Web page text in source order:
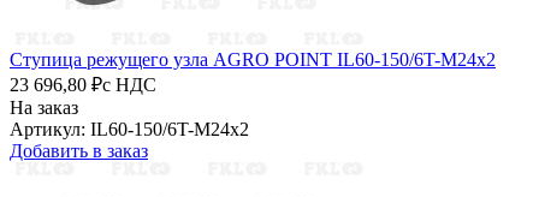
Ступица режущего узла AGRO POINT IL60-150/6T-M24x2
23 696,80 ₽с НДС
На заказ
Артикул: IL60-150/6T-M24x2
Добавить в заказ